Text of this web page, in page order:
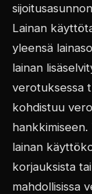
Lainan
yleensä
lainan
verotuksessa
kohdistuu
hankkimiseen.
lainan
korjauksista
mahdollisissa